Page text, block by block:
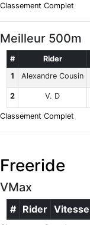
Classement Complet
Meilleur 500m
# Rider
1
Alexandre Cousin
2 V. D
Classement Complet
Freeride
VMax
# Rider Vitesse